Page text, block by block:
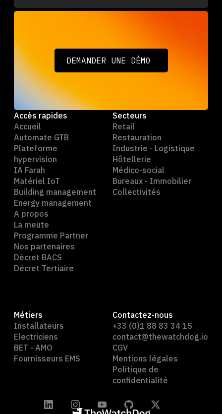
DEMANDER UNE DÉMO
DEMANDER UNE DÉMO
Accès rapides
Accueil
Automate GTB
Plateforme
hypervision
IA Farah
Matériel IoT
Building management
Energy management
A propos
La meute
Programme Partner
Nos partenaires
Décret BACS
Décret Tertiaire
Secteurs
Retail
Restauration
Industrie - Logistique
Hôtellerie
Médico-social
Bureaux - Immobilier
Collectivités
Métiers
Installateurs
Electriciens
BET - AMO
Fournisseurs EMS
Contactez-nous
+33 (0)1 88 83 34 15
contact@thewatchdog.io
CGV
Mentions légales
Politique de
confidentialité